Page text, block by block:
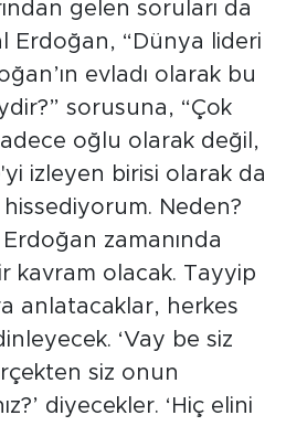
gelen soruları da
Erdoğan, “Dünya lideri
evladı olarak bu
sorusuna, “Çok
oğlu olarak değil,
izleyen birisi olarak da
hissediyorum. Neden?
zamanında
kavram olacak. Tayyip
anlatacaklar, herkes
‘Vay be siz
siz onun
diyecekler. ‘Hiç elini